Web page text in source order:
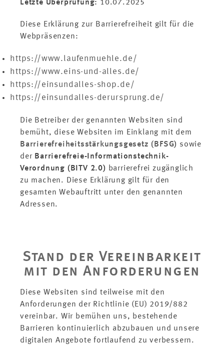
zu EINS+ALLES
Erfahrungsfeld
der Sinne
zum neuen
EINS+ALLES
Onlineshop
frisch gerösteter
Kaffee aus unserem
Online-Shop
Letzte Überprüfung: 10.07.2025
Diese Erklärung zur Barrierefreiheit gilt für die
Webpräsenzen:
https://www.laufenmuehle.de/
https://www.eins-und-alles.de/
https://einsundalles-shop.de/
https://einsundalles-derursprung.de/
Die Betreiber der genannten Websiten sind
bemüht, diese Websiten im Einklang mit dem
Barrierefreiheitsstärkungsgesetz (BFSG) sowie
der Barrierefreie-Informationstechnik-
Verordnung (BITV 2.0) barrierefrei zugänglich
zu machen. Diese Erklärung gilt für den
gesamten Webauftritt unter den genannten
Adressen.
Stand der Vereinbarkeit
mit den Anforderungen
Diese Websiten sind teilweise mit den
Anforderungen der Richtlinie (EU) 2019/882
vereinbar. Wir bemühen uns, bestehende
Barrieren kontinuierlich abzubauen und unsere
digitalen Angebote fortlaufend zu verbessern.